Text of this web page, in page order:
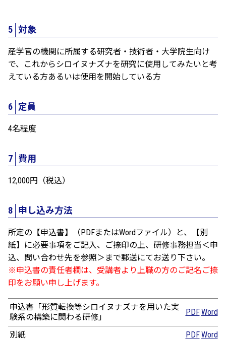
5 対象
産学官の機関に所属する研究者・技術者・大学院生向け
で、これからシロイヌナズナを研究に使用してみたいと考
えている方あるいは使用を開始している方
6 定員
4名程度
7 費用
12,000円（税込）
8 申し込み方法
所定の【申込書】（PDFまたはWordファイル）と、【別
紙】に必要事項をご記入、ご捺印の上、研修事務担当＜申
込、問い合わせ先を参照＞まで郵送にてお送り下さい。
※申込書の責任者欄は、受講者より上職の方のご記名ご捺
印をお願い申し上げます。
申込書「形質転換等シロイヌナズナを用いた実
験系の構築に関わる研修」
PDFWord
別紙 PDFWord